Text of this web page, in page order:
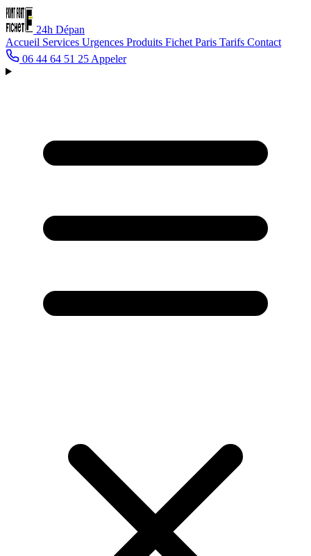
24h Dépan
Accueil Services Urgences Produits Fichet Paris Tarifs Contact
06 44 64 51 25 Appeler